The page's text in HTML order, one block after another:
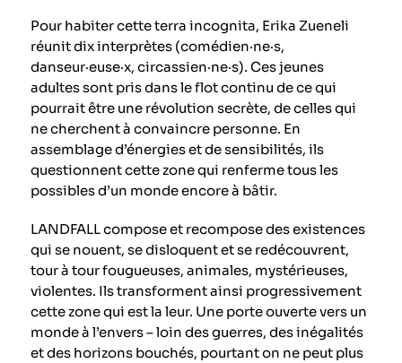
Pour habiter cette terra incognita, Erika Zueneli
réunit dix interprètes (comédien·ne·s,
danseur·euse·x, circassien·ne·s). Ces jeunes
adultes sont pris dans le flot continu de ce qui
pourrait être une révolution secrète, de celles qui
ne cherchent à convaincre personne. En
assemblage d’énergies et de sensibilités, ils
questionnent cette zone qui renferme tous les
possibles d’un monde encore à bâtir.
LANDFALL compose et recompose des existences
qui se nouent, se disloquent et se redécouvrent,
tour à tour fougueuses, animales, mystérieuses,
violentes. Ils transforment ainsi progressivement
cette zone qui est la leur. Une porte ouverte vers un
monde à l’envers – loin des guerres, des inégalités
et des horizons bouchés, pourtant on ne peut plus